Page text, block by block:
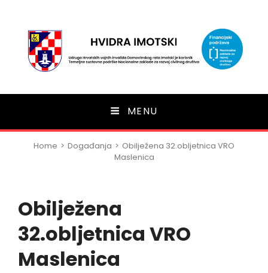
HVIDRA Imotski
MENU
Home > Događanja > Obilježena 32.obljetnica VRO
Maslenica
Obilježena
32.obljetnica VRO
Maslenica